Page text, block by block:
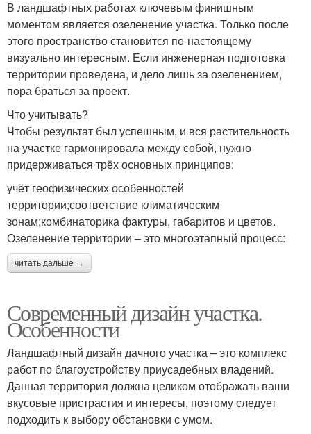
В ландшафтных работах ключевым финишным
моментом является озеленение участка. Только после
этого пространство становится по-настоящему
визуально интересным. Если инженерная подготовка
территории проведена, и дело лишь за озеленением,
пора браться за проект.
Что учитывать?
Чтобы результат был успешным, и вся растительность
на участке гармонировала между собой, нужно
придерживаться трёх основных принципов:
учёт геофизических особенностей
территории;соответствие климатическим
зонам;комбинаторика фактуры, габаритов и цветов.
Озеленение территории – это многоэтапный процесс:
читать дальше →
Современный дизайн участка.
Особенности
Ландшафтный дизайн дачного участка – это комплекс
работ по благоустройству приусадебных владений.
Данная территория должна целиком отображать ваши
вкусовые пристрастия и интересы, поэтому следует
подходить к выбору обстановки с умом.